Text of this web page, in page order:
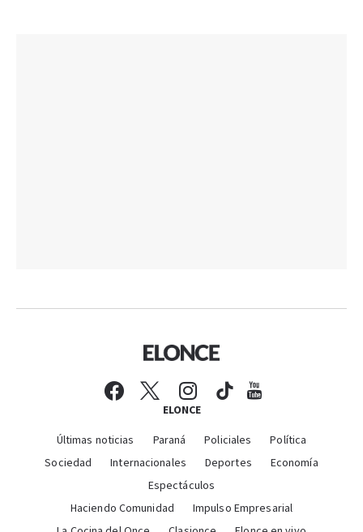
ELONCE
Últimas noticias Paraná Policiales
Política
Sociedad
Internacionales Deportes
Economía
Espectáculos
Haciendo Comunidad
Impulso Empresarial